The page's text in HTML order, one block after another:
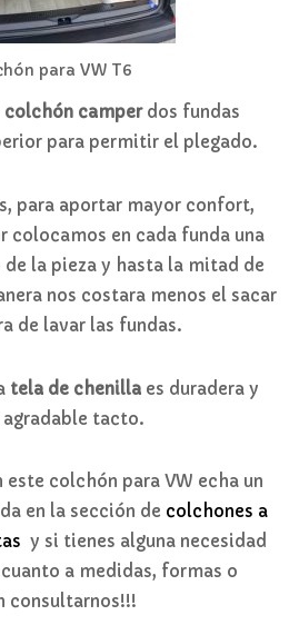
para VW T6
colchón camperdos fundas
para permitir el plegado.
para aportar mayor confort,
colocamos en cada funda una
la pieza y hasta la mitad de
nos costara menos el sacar
de lavar las fundas.
tela de chenilla es duradera y
tacto.
este colchón para VW echa un
en la sección de colchones a
y si tienes alguna necesidad
a medidas, formas o
consultarnos!!!